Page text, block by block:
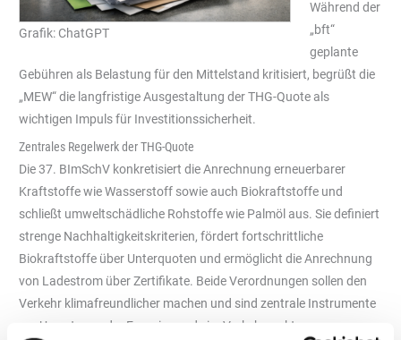
Grafik: ChatGPT
Während der
„bft“
geplante
Gebühren als Belastung für den Mittelstand kritisiert, begrüßt die
„MEW“ die langfristige Ausgestaltung der THG-Quote als
wichtigen Impuls für Investitionssicherheit.
Zentrales Regelwerk der THG-Quote
Die 37. BImSchV konkretisiert die Anrechnung erneuerbarer
Kraftstoffe wie Wasserstoff sowie auch Biokraftstoffe und
schließt umweltschädliche Rohstoffe wie Palmöl aus. Sie definiert
strenge Nachhaltigkeitskriterien, fördert fortschrittliche
Biokraftstoffe über Unterquoten und ermöglicht die Anrechnung
von Ladestrom über Zertifikate. Beide Verordnungen sollen den
Verkehr klimafreundlicher machen und sind zentrale Instrumente
zur Umsetzung der Energiewende im Verkehrssektor.